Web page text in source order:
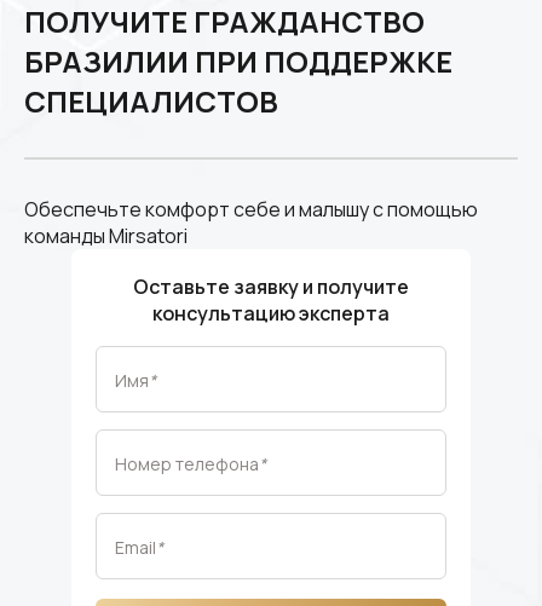
ПОЛУЧИТЕ ГРАЖДАНСТВО
БРАЗИЛИИ ПРИ ПОДДЕРЖКЕ
СПЕЦИАЛИСТОВ
Обеспечьте комфорт себе и малышу с помощью
команды Mirsatori
Оставьте заявку и получите
консультацию эксперта
Имя*
Номер телефона*
Email*